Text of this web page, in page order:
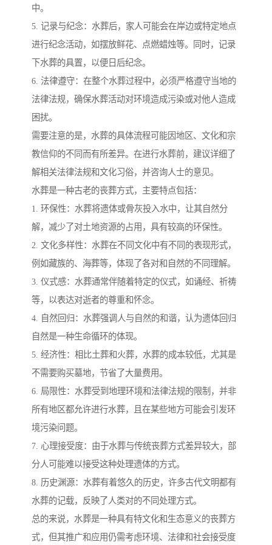
中。
5. 记录与纪念：水葬后，家人可能会在岸边或特定地点
进行纪念活动，如摆放鲜花、点燃蜡烛等。同时，记录
下水葬的具置，以便日后纪念。
6. 法律遵守：在整个水葬过程中，必须严格遵守当地的
法律法规，确保水葬活动对环境造成污染或对他人造成
困扰。
需要注意的是，水葬的具体流程可能因地区、文化和宗
教信仰的不同而有所差异。在进行水葬前，建议详细了
解相关法律法规和文化习俗，并咨询人士的意见。
水葬是一种古老的丧葬方式，主要特点包括：
1. 环保性：水葬将遗体或骨灰投入水中，让其自然分
解，减少了对土地资源的占用，具有较高的环保性。
2. 文化多样性：水葬在不同文化中有不同的表现形式，
例如藏族的、海葬等，体现了各对和自然的不同理解。
3. 仪式感：水葬通常伴随着特定的仪式，如诵经、祈祷
等，以表达对逝者的尊重和怀念。
4. 自然回归：水葬强调人与自然的和谐，认为遗体回归
自然是一种生命循环的体现。
5. 经济性：相比土葬和火葬，水葬的成本较低，尤其是
不需要购买墓地，节省了大量费用。
6. 局限性：水葬受到地理环境和法律法规的限制，并非
所有地区都允许进行水葬，且在某些地方可能会引发环
境污染问题。
7. 心理接受度：由于水葬与传统丧葬方式差异较大，部
分人可能难以接受这种处理遗体的方式。
8. 历史渊源：水葬有着悠久的历史，许多古代文明都有
水葬的记载，反映了人类对的不同处理方式。
总的来说，水葬是一种具有特文化和生态意义的丧葬方
式，但其推广和应用仍需考虑环境、法律和社会接受度